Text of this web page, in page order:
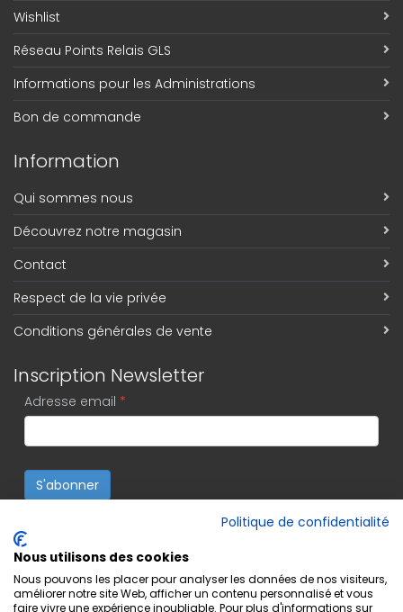
Wishlist
Réseau Points Relais GLS
Informations pour les Administrations
Bon de commande
Information
Qui sommes nous
Découvrez notre magasin
Contact
Respect de la vie privée
Conditions générales de vente
Inscription Newsletter
Adresse email *
S'abonner
Politique de confidentialité
Nous utilisons des cookies
Nous pouvons les placer pour analyser les données de nos visiteurs,
améliorer notre site Web, afficher un contenu personnalisé et vous
faire vivre une expérience inoubliable. Pour plus d'informations sur